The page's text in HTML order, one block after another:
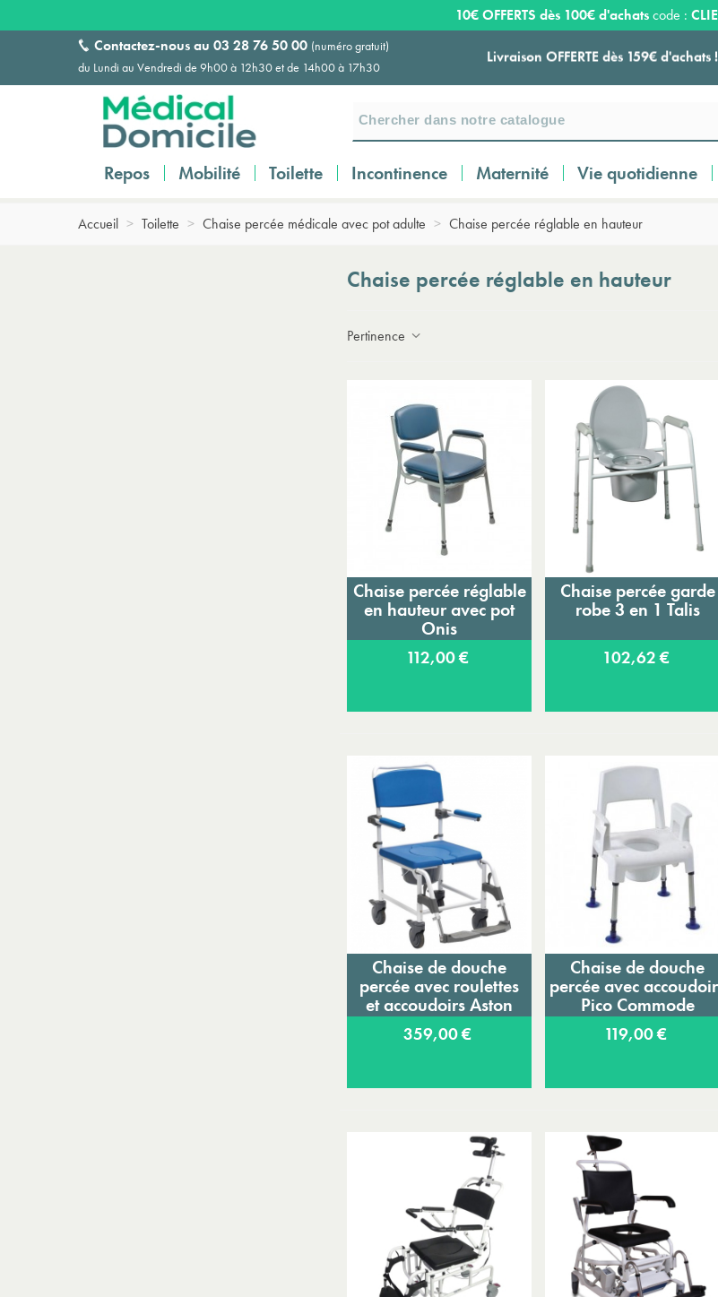
Livraison OFFERTE dès 159€ d'achats !
Payez en 3 ou 4 fois SANS FRAIS à partir
100€
Expédition sous 24 à 48 heures ouvrées*
10€ OFFERTS dès 100€ d'achatscode :
Contactez-nous au 03 28 76 50 00 (numéro gratuit)
du Lundi au Vendredi de 9h00 à 12h30 et de 14h00 à 17h30
Repos Mobilité Toilette Incontinence Maternité Vie quotidienne
Accueil > Toilette > Chaise percée médicale avec pot adulte > Chaise percée réglable en hauteur
Chaise percée réglable en hauteur
Pertinence
Ajouter au panier
Chaise percée réglable
en hauteur avec pot
Onis
112,00 €
Ajouter au panier
Chaise percée garde
robe 3 en 1 Talis
102,62 €
Ajouter au panier
Chaise de douche
percée avec roulettes
et accoudoirs Aston
359,00 €
Ajouter au panier
Chaise de douche
percée avec
Pico Commode
Aquatec
119,00 €